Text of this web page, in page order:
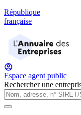
République
française
Espace agent public
Rechercher une